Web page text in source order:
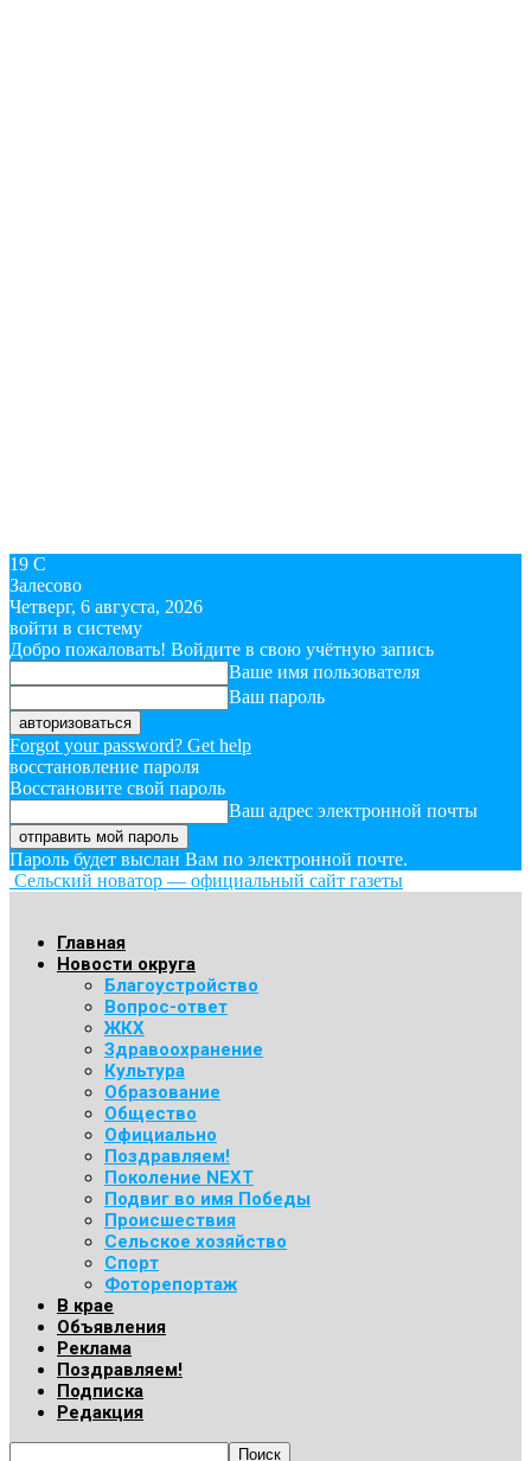
19 C
Залесово
Четверг, 6 августа, 2026
войти в систему
Добро пожаловать! Войдите в свою учётную запись
Ваше имя пользователя
Ваш пароль
Forgot your password? Get help
восстановление пароля
Восстановите свой пароль
Ваш адрес электронной почты
Пароль будет выслан Вам по электронной почте.
Сельский новатор — официальный сайт газеты
Главная
Новости округа
Благоустройство
Вопрос-ответ
ЖКХ
Здравоохранение
Культура
Образование
Общество
Официально
Поздравляем!
Поколение NEXT
Подвиг во имя Победы
Происшествия
Сельское хозяйство
Спорт
Фоторепортаж
В крае
Объявления
Реклама
Поздравляем!
Подписка
Редакция